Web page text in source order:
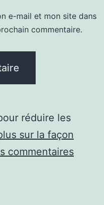
e-mail et mon site dans
commentaire.
réduire les
sur la façon
commentaires